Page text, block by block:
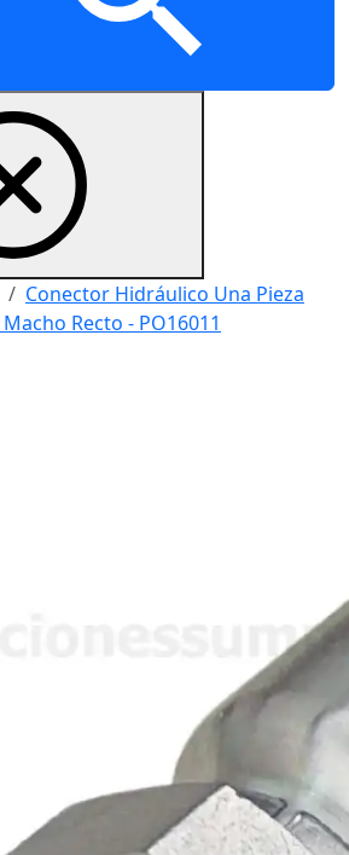
Conector Hidráulico Una Pieza
Recto - PO16011